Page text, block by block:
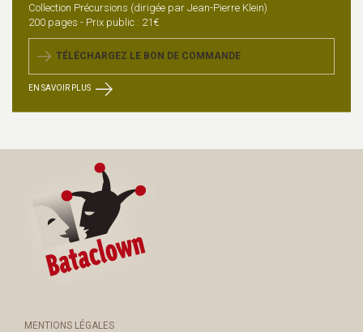
Collection Précursions (dirigée par Jean-Pierre Klein)
200 pages - Prix public : 21€
TÉLÉCHARGEZ LE BON DE COMMANDE
EN SAVOIR PLUS
MENTIONS LÉGALES